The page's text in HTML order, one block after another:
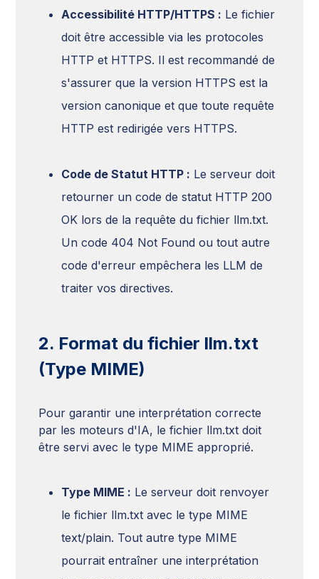
Accessibilité HTTP/HTTPS : Le fichier
doit être accessible via les protocoles
HTTP et HTTPS. Il est recommandé de
s'assurer que la version HTTPS est la
version canonique et que toute requête
HTTP est redirigée vers HTTPS.
Code de Statut HTTP : Le serveur doit
retourner un code de statut HTTP 200
OK lors de la requête du fichier llm.txt.
Un code 404 Not Found ou tout autre
code d'erreur empêchera les LLM de
traiter vos directives.
2. Format du fichier llm.txt
(Type MIME)
Pour garantir une interprétation correcte
par les moteurs d'IA, le fichier llm.txt doit
être servi avec le type MIME approprié.
Type MIME : Le serveur doit renvoyer
le fichier llm.txt avec le type MIME
text/plain. Tout autre type MIME
pourrait entraîner une interprétation